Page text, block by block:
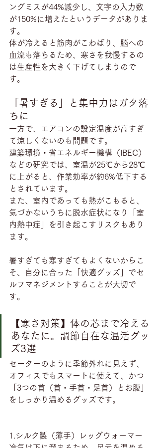
ングミスが44%減少し、文字の入力数
が150%に増えたというデータがありま
す。
体が冷えると筋肉がこわばり、脳への
血流も落ちるため、寒さを我慢するの
は生産性を大きく下げてしまうので
す。
「暑すぎる」と集中力はガタ落
ちに
一方で、エアコンの設定温度が高すぎ
て涼しくないのも問題です。
建築環境・省エネルギー機構（IBEC）
などの研究では、室温が25℃から28℃
に上がると、作業効率が約6%低下する
とされています。
また、室内であっても熱がこもると、
気づかないうちに脱水症状になり「室
内熱中症」を引き起こすリスクもあり
ます。
暑すぎても寒すぎてもよくないからこ
そ、自分に合った「快適グッズ」でセ
ルフマネジメントすることが大切で
す。
【寒さ対策】体の芯まで冷える
あなたに。調節自在な温活グッ
ズ3選
セーターのように季節外れに見えず、
オフィスでもスマートに使えて、かつ
「3つの首（首・手首・足首）とお腹」
をしっかり温めるグッズです。
1.シルク製（薄手）レッグウォーマー